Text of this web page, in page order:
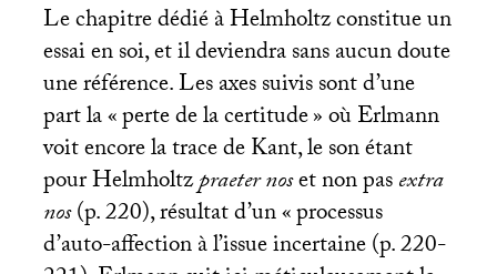
Le chapitre dédié à Helmholtz constitue un
essai en soi, et il deviendra sans aucun doute
une référence. Les axes suivis sont d’une
part la «perte de la certitude» où Erlmann
voit encore la trace de Kant, le son étant
pour Helmholtzpraeter noset non pasextra
nos(p. 220), résultat d’un «processus
d’auto-affection à l’issue incertaine (p. 220-